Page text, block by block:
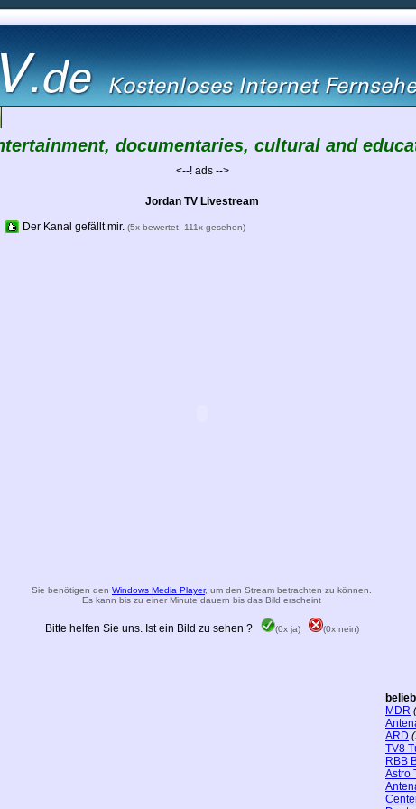
documentaries, cultural and
<--! ads -->
Jordan TV Livestream
Der Kanal gefällt mir. (5x bewertet, 111x gesehen)
Sie benötigen den Windows Media Player, um den Stream betrachten zu können.
Es kann bis zu einer Minute dauern bis das Bild erscheint
Bitte helfen Sie uns. Ist ein Bild zu sehen ? (0x ja) (0x nein)
MDR
ARD
TV8
RBB
Astro